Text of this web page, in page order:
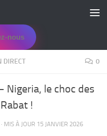
nous
DIRECT 0
Nigeria, le choc des
!
· MIS À JOUR 15 JANVIER 2026